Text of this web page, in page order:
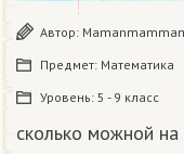
Автор:
Предмет: Математика
Уровень: 5 - 9 класс
сколько можной